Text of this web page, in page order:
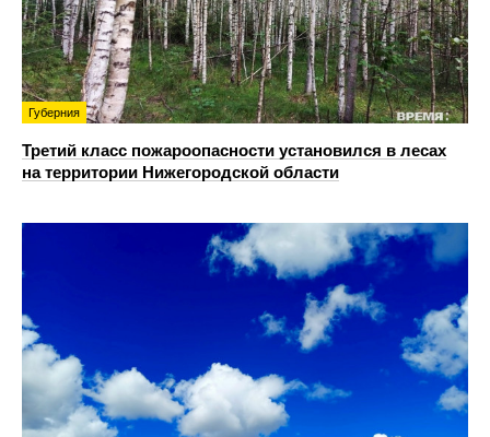
Губерния
Третий класс пожароопасности установился в лесах
на территории Нижегородской области